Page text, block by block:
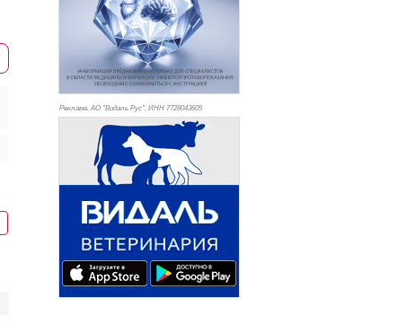
Реклама. АО "Видаль Рус", ИНН 7728043605